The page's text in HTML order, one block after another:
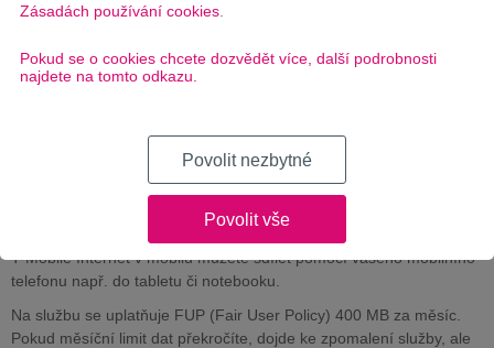
internet 400 MB
T-Mobile Mobilní internet 400 MB
využijete pro častější používání
internetu, posílání e-mailů nebo sledování Facebooku s vašim
chytrým mobilním telefonem.
T-Mobile Internet v mobilu můžete sdílet pomocí vašeho mobilního
telefonu např. do tabletu či notebooku.
Na službu se uplatňuje FUP (Fair User Policy) 400 MB za měsíc.
Pokud měsíční limit dat překročíte, dojde ke zpomalení služby, ale
Zásadách používání cookies.
Pokud se o cookies chcete dozvědět více, další podrobnosti
najdete na tomto odkazu.
Povolit nezbytné
Povolit vše